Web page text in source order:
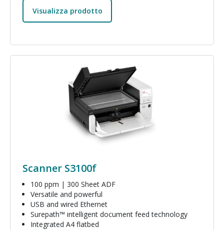
Visualizza prodotto
Immagine
Scanner S3100f
100 ppm | 300 Sheet ADF
Versatile and powerful
USB and wired Ethernet
Surepath™ intelligent document feed technology
Integrated A4 flatbed